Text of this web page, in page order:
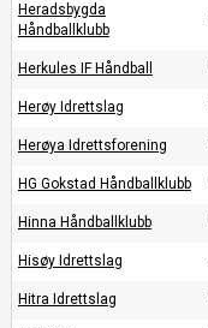
Heradsbygda
Håndballklubb
Herkules IF Håndball
Herøy Idrettslag
Herøya Idrettsforening
HG Gokstad Håndballklubb
Hinna Håndballklubb
Hisøy Idrettslag
Hitra Idrettslag